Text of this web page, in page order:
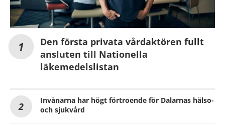
Den första privata vårdaktören fullt
ansluten till Nationella
läkemedelslistan
Invånarna har högt förtroende för Dalarnas hälso-
och sjukvård